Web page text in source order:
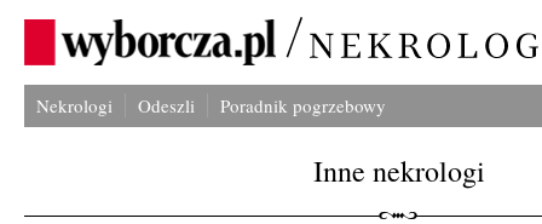
Nekrologi Odeszli Poradnik pogrzebowy
Inne nekrologi